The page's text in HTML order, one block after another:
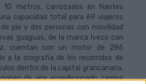
10 metros, carrozados en Nantes
capacidad total para 69 viajeros
pie y dos personas con movilidad
guaguas, de la marca Iveco con
cuentan con un motor de 286
a la orografía de los recorridos de
dentro de la capital grancanaria,
de aire acondicionado, rampa